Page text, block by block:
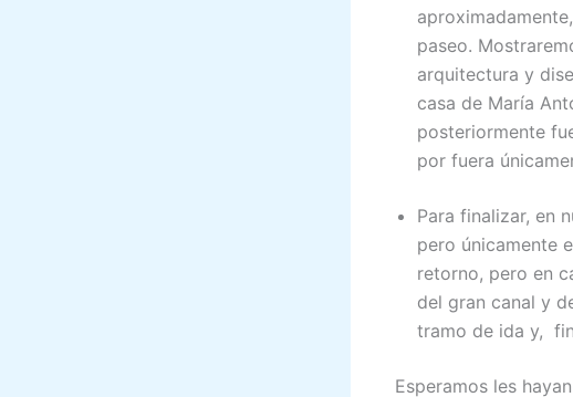
paseo.
arquitectura y
casa de María
posteriormente
por fuera
Para finalizar, en
pero únicamente
retorno, pero en
del gran canal y
tramo de ida y,
Esperamos les